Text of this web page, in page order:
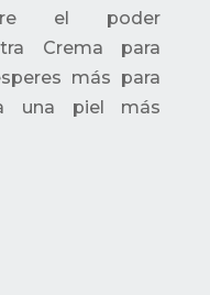
el poder
Crema para
más para
una piel más